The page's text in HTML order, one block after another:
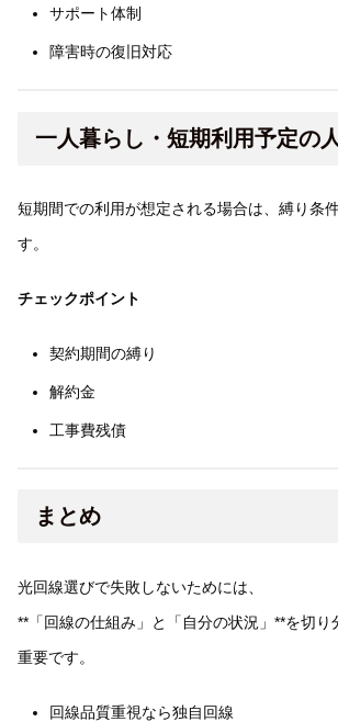
サポート体制
障害時の復旧対応
一人暮らし・短期利用予定の人
短期間での利用が想定される場合は、縛り条
す。
チェックポイント
契約期間の縛り
解約金
工事費残債
まとめ
光回線選びで失敗しないためには、
**「回線の仕組み」と「自分の状況」**を切り
重要です。
回線品質重視なら独自回線